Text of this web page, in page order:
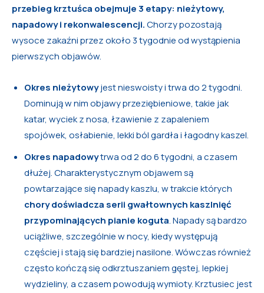
przebieg krztuśca obejmuje 3 etapy: nieżytowy,
napadowy i rekonwalescencji.Chorzy pozostają
wysoce zakaźni przez około 3 tygodnie od wystąpienia
pierwszych objawów.
Okres nieżytowyjest nieswoisty i trwa do 2 tygodni.
Dominują w nim objawy przeziębieniowe, takie jak
katar, wyciek z nosa, łzawienie z zapaleniem
spojówek, osłabienie, lekki ból gardła i łagodny kaszel.
Okres napadowytrwa od 2 do 6 tygodni, a czasem
dłużej. Charakterystycznym objawem są
powtarzające się napady kaszlu, w trakcie których
chory doświadcza serii gwałtownych kaszlnięć
przypominających pianie koguta. Napady są bardzo
uciążliwe, szczególnie w nocy, kiedy występują
częściej i stają się bardziej nasilone. Wówczas również
często kończą się odkrztuszaniem gęstej, lepkiej
wydzieliny, a czasem powodują wymioty. Krztusiec jest